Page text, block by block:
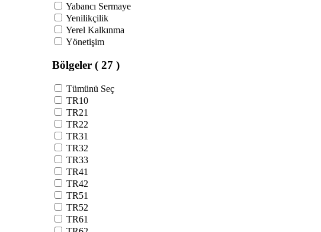
Yabancı Sermaye
Yenilikçilik
Yerel Kalkınma
Yönetişim
Bölgeler ( 27 )
Tümünü Seç
TR10
TR21
TR22
TR31
TR32
TR33
TR41
TR42
TR51
TR52
TR61